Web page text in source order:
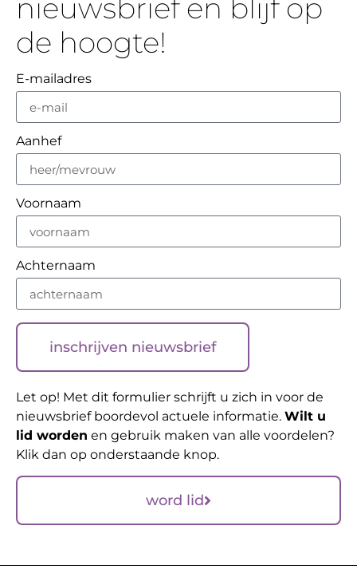
nieuwsbrief en blijf op
de hoogte!
E-mailadres
Aanhef
Voornaam
Achternaam
inschrijven nieuwsbrief
Let op! Met dit formulier schrijft u zich in voor de
nieuwsbrief boordevol actuele informatie. Wilt u
lid worden en gebruik maken van alle voordelen?
Klik dan op onderstaande knop.
word lid